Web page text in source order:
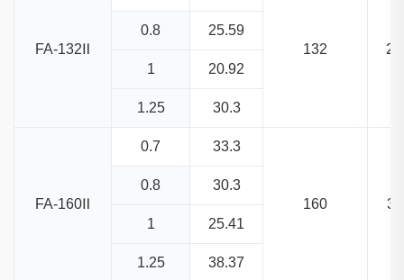
FA-132Ⅱ 132
0.8 25.59
1 20.92
1.25 30.3
FA-160Ⅱ
0.7 33.3
160
0.8 30.3
1 25.41
1.25 38.37